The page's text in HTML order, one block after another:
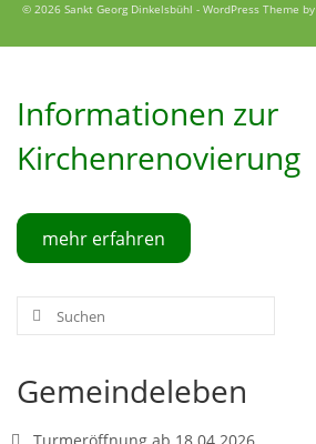
© 2026 Sankt Georg Dinkelsbühl - WordPress Theme by
Informationen zur
Kirchenrenovierung
mehr erfahren
Suche
nach:
Gemeindeleben